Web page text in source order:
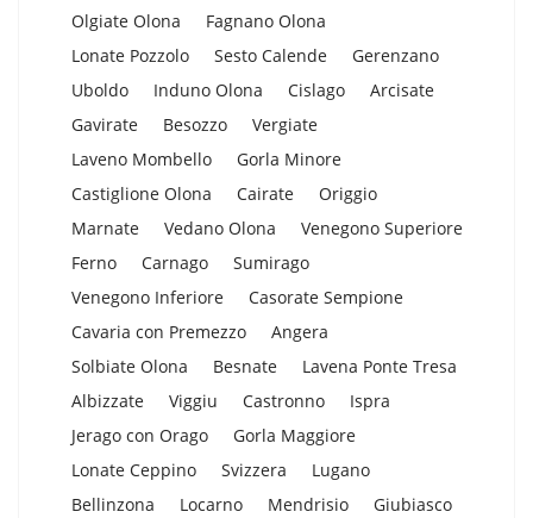
Olgiate Olona
Fagnano Olona
Lonate Pozzolo
Sesto Calende
Gerenzano
Uboldo
Induno Olona Cislago
Arcisate
Gavirate
Besozzo
Vergiate
Laveno Mombello
Gorla Minore
Castiglione Olona
Cairate
Origgio
Marnate
Vedano Olona
Venegono Superiore
Ferno
Carnago
Sumirago
Venegono Inferiore
Casorate Sempione
Cavaria con Premezzo
Angera
Solbiate Olona
Besnate
Lavena Ponte Tresa
Albizzate
Viggiu Castronno
Ispra
Jerago con Orago
Gorla Maggiore
Lonate Ceppino
Svizzera
Lugano
Bellinzona
Locarno Mendrisio
Giubiasco